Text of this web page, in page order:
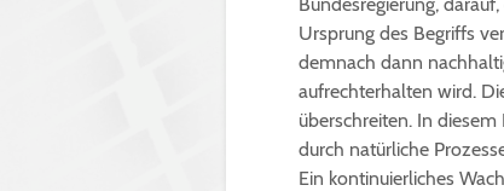
Ursprung des Begriffs
demnach dann
aufrechterhalten wird.
überschreiten. In
durch natürliche
Ein kontinuierliches